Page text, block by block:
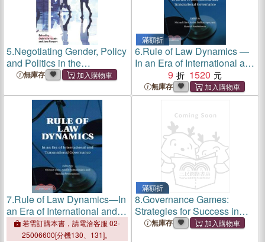
5.Negotiating Gender, Policy
and Politics in the
Caribbean ─ Feminist
Resistance and
Transformational
Possibilities
無庫存
滿額折
6.Rule of Law Dynamics ―
In an Era of International and
Transnational Governance
9 1520
無庫存
7.Rule of Law Dynamics―In
an Era of International and
Transnational Governance
若需訂購本書，請電洽客服 02-
25006600[分機130、131]。
滿額折
8.Governance Games:
Strategies for Success in
International Diplomacy
無庫存